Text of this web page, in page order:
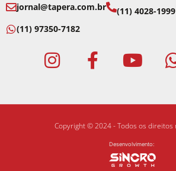
jornal@tapera.com.br
(11) 4028-
(11) 97350-7182
Copyright © 2024 - Todos os direitos
Desenvolvimento: